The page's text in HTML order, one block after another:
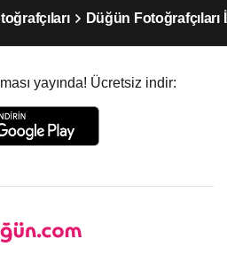
Düğün Fotoğrafçıları
yayında! Ücretsiz indir: